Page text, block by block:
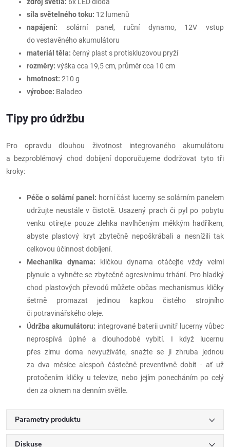
síla světelného toku: 12 lumenů
napájení: solární panel, ruční dynamo, 12V vstup
do vestavěného akumulátoru
materiál těla: černý plast s protiskluzovou pryží
rozměry: výška cca 19,5 cm, průměr cca 10 cm
hmotnost: 210 g
výrobce: Baladeo
Tipy pro údržbu
Pro opravdu dlouhou životnost integrovaného akumulátoru
a bezproblémový chod dobíjení doporučujeme dodržovat tyto tři
kroky:
Péče o solární panel: horní část lucerny se solárním panelem
udržujte neustále v čistotě. Usazený prach či pyl po pobytu
venku otírejte pouze zlehka navlhčeným měkkým hadříkem,
abyste plastový kryt zbytečně nepoškrábali a nesnížili tak
celkovou účinnost dobíjení.
Mechanika dynama: kličkou dynama otáčejte vždy velmi
plynule a vyhněte se zbytečně agresivnímu trhání. Pro hladký
chod plastových převodů můžete občas mechanismus kličky
šetrně promazat jedinou kapkou čistého strojního
či potravinářského oleje.
Údržba akumulátoru: integrované baterii uvnitř lucerny vůbec
neprospívá úplné a dlouhodobé vybití. I když lucernu
přes zimu doma nevyužíváte, snažte se ji zhruba jednou
za dva měsíce alespoň částečně preventivně dobít - ať už
protočením kličky u televize, nebo jejím ponecháním po celý
den za oknem na denním světle.
Parametry produktu
Diskuse